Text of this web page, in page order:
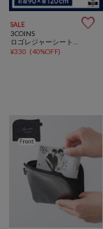
SALE 
3COINS
¥330 (40%OFF)